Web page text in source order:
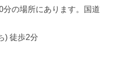
の場所にあります。国道
) 徒歩2分